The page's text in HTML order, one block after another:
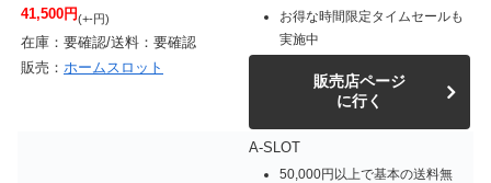
41,500円(+-円)
在庫：要確認/送料：要確認
販売： ホームスロット
お得な時間限定タイムセールも
実施中
販売店ページ
に行く
A-SLOT
50,000円以上で基本の送料無